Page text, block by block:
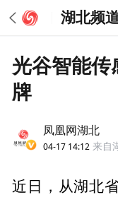
湖北频
光谷智能传
牌
凤凰网湖北
04-17 14:12 来自
近日，从湖北